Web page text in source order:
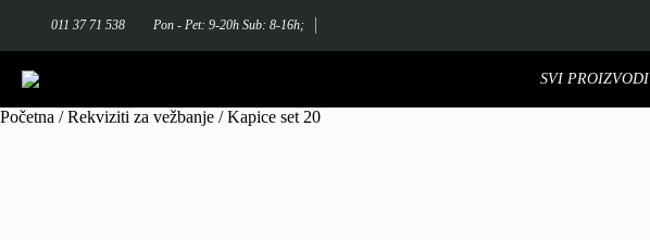
011 37 71 538 Pon - Pet: 9-20h Sub: 8-16h;
SVI PROIZVODI
Početna /Rekviziti za vežbanje / Kapice set 20